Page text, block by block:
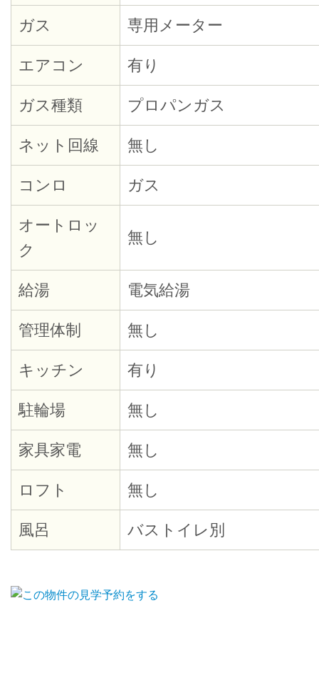
ガス 専用メーター
エアコン 有り
ガス種類 プロパンガス
ネット回線 無し
コンロ ガス
オートロッ
ク
無し
給湯 電気給湯
管理体制 無し
キッチン 有り
駐輪場 無し
家具家電 無し
ロフト 無し
風呂 バストイレ別